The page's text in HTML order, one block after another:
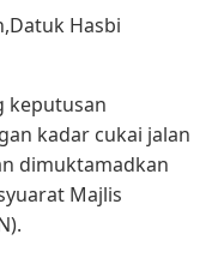
Hasbi
keputusan
kadar cukai jalan
dimuktamadkan
Majlis